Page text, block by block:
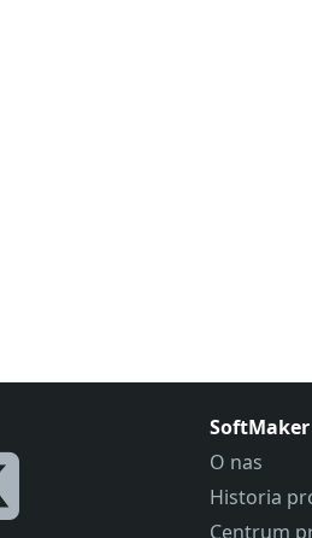
SoftMaker
O nas
Historia
Centrum